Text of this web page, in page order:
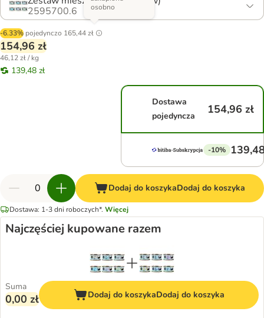
2595700.6
-6.33% pojedynczo 165,44 zł
osobno
154,96 zł
46,12 zł / kg
139,48 zł
Dostawa
pojedyncza
154,96 zł
-10%
Dodaj do koszykaDodaj do koszyka
Dostawa: 1-3 dni roboczych*. Więcej
Najczęściej kupowane razem
Suma
0,00 zł Dodaj do koszykaDodaj do koszyka